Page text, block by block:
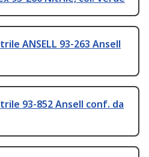
ANSELL 93-263 Ansell
93-852 Ansell conf. da